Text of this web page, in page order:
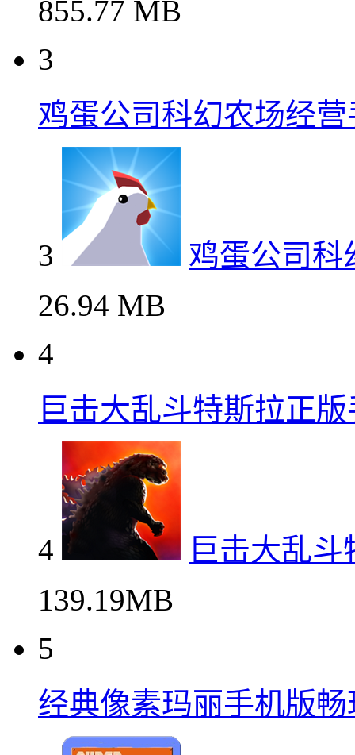
855.77 MB
3
鸡蛋公司科幻农场经
3
鸡蛋公司科
26.94 MB
4
巨击大乱斗特斯拉正
4
巨击大乱
139.19MB
5
经典像素玛丽手机版